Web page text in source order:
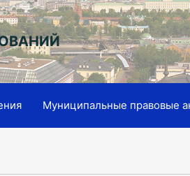
Муниципальные правовые